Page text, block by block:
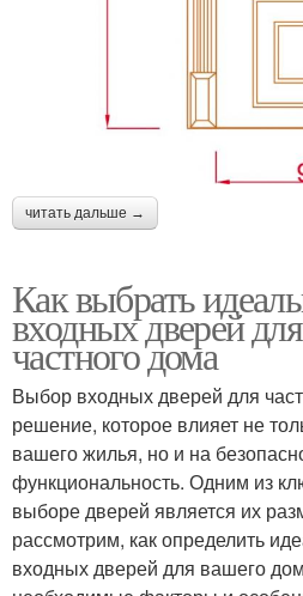
читать дальше →
Как выбрать
входных дверей
частного дома
Выбор входных дверей для
решение, которое влияет не
вашего жилья, но и на
функциональность. Одним из
выборе дверей является их
рассмотрим, как определить
входных дверей для вашего